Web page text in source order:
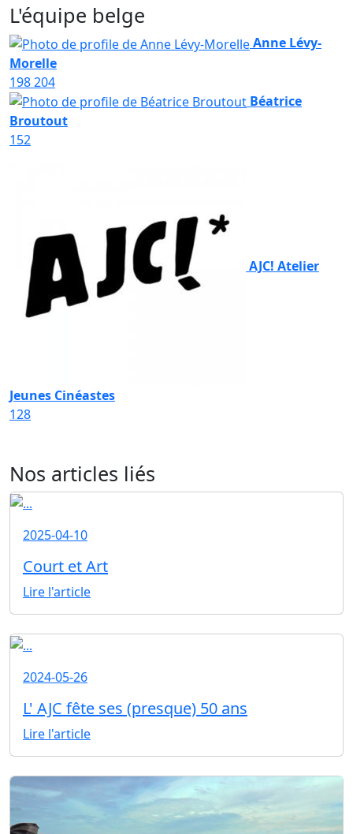
L'équipe belge
Anne Lévy-
Morelle
198204
Béatrice
Broutout
152
AJC! Atelier
Jeunes Cinéastes
128
Nos articles liés
2025-04-10
Court et Art
Lire l'article
2024-05-26
L' AJC fête ses (presque) 50 ans
Lire l'article